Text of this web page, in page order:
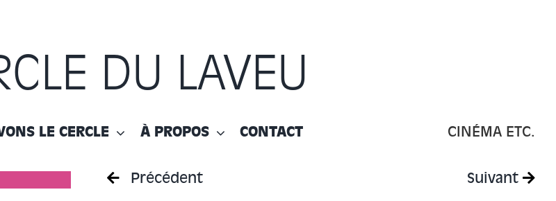
DU LAVEU
LE CERCLE À PROPOS CONTACT CINÉMA ETC.
Précédent Suivant